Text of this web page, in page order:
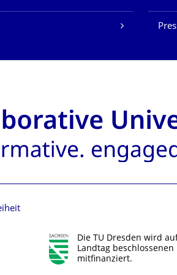
Die TU Dresden wird
Landtag
mitfinanziert.